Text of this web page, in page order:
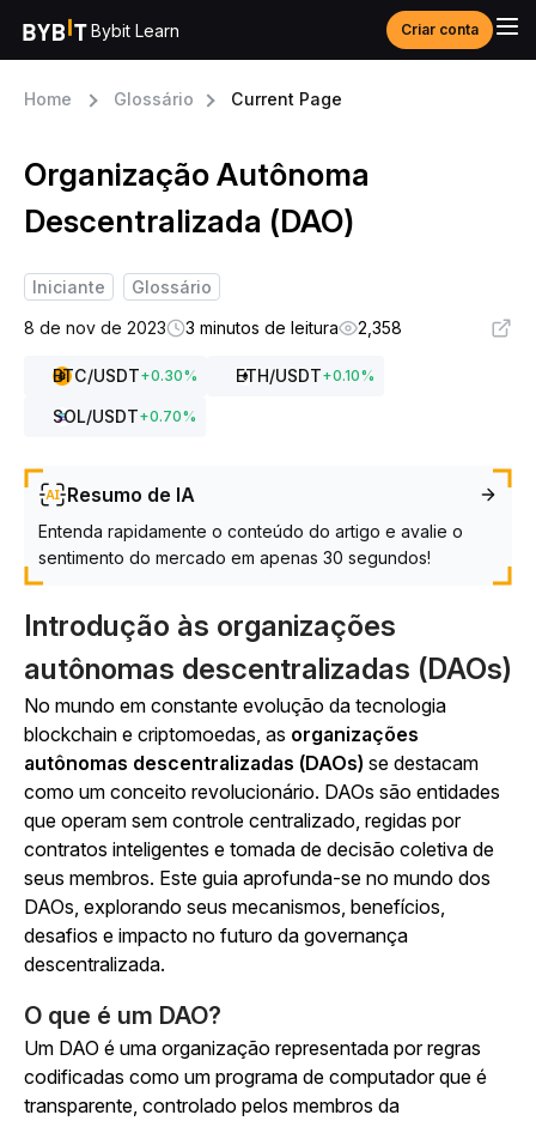
Bybit Learn Criar conta
Home Glossário Current Page
Organização Autônoma
Descentralizada (DAO)
Iniciante
Glossário
8 de nov de 2023
3 minutos de leitura 2,358
BTC/USDT+0.30% ETH/USDT+0.10%
SOL/USDT+0.70%
Resumo de IA
Entenda rapidamente o conteúdo do artigo e avalie o
sentimento do mercado em apenas 30 segundos!
Introdução às organizações
autônomas descentralizadas (DAOs)
No mundo em constante evolução da tecnologia
blockchain e criptomoedas, as organizações
autônomas descentralizadas (DAOs) se destacam
como um conceito revolucionário. DAOs são entidades
que operam sem controle centralizado, regidas por
contratos inteligentes e tomada de decisão coletiva de
seus membros. Este guia aprofunda-se no mundo dos
DAOs, explorando seus mecanismos, benefícios,
desafios e impacto no futuro da governança
descentralizada.
O que é um DAO?
Um DAO é uma organização representada por regras
codificadas como um programa de computador que é
transparente, controlado pelos membros da